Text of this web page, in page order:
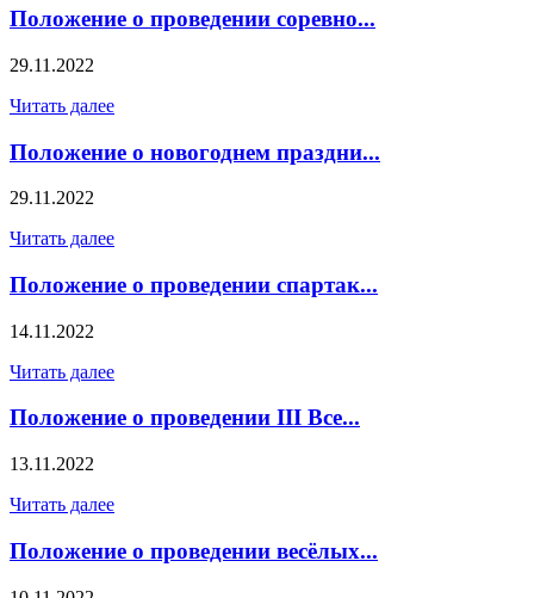
Положение о проведении соревно...
29.11.2022
Читать далее
Положение о новогоднем праздни...
29.11.2022
Читать далее
Положение о проведении спартак...
14.11.2022
Читать далее
Положение о проведении III Все...
13.11.2022
Читать далее
Положение о проведении весёлых...